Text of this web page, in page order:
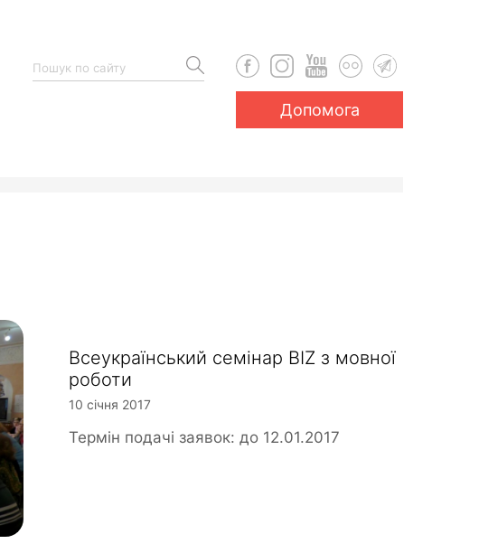
Допомога
Всеукраїнський семінар BIZ з мовної
роботи
10 січня 2017
Термін подачі заявок: до 12.01.2017